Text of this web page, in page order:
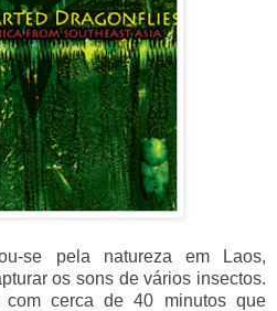
se pela natureza em Laos,
os sons de vários insectos.
cerca de 40 minutos que